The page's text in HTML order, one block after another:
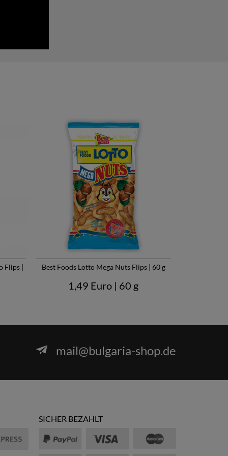
Flips |
Best Foods Lotto Mega Nuts Flips | 60 g
1,49 Euro | 60 g
mail@bulgaria-shop.de
SICHER BEZAHLT